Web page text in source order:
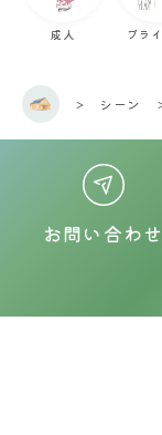
成人 ブラ
シーン
お問い合わせ